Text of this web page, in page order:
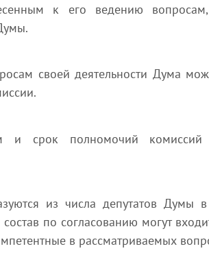
к его ведению
своей деятельности Дума
и срок полномочий
из числа депутатов Думы
по согласованию могут
в рассматриваемых